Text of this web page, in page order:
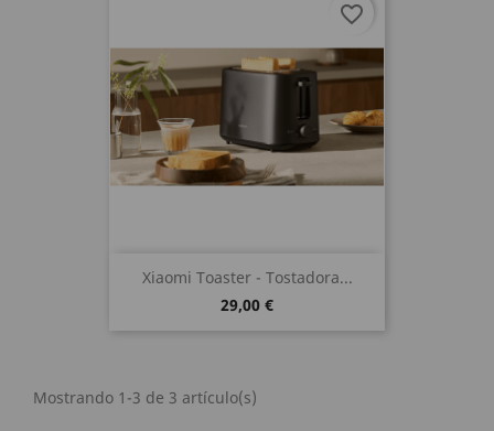
Xiaomi Toaster - Tostadora...
29,00 €
favorite_border
Mostrando 1-3 de 3 artículo(s)